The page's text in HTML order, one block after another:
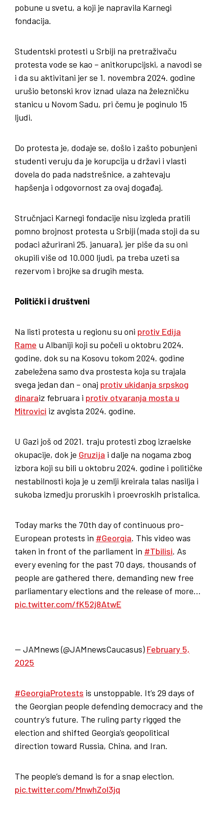
pobune u svetu, a koji je napravila Karnegi
fondacija.
Studentski protesti u Srbiji na pretraživaču
protesta vode se kao – anitkorupcijski, a navodi se
i da su aktivitani jer se 1. novembra 2024. godine
urušio betonski krov iznad ulaza na železničku
stanicu u Novom Sadu, pri čemu je poginulo 15
ljudi.
Do protesta je, dodaje se, došlo i zašto pobunjeni
studenti veruju da je korupcija u državi i vlasti
dovela do pada nadstrešnice, a zahtevaju
hapšenja i odgovornost za ovaj događaj.
Stručnjaci Karnegi fondacije nisu izgleda pratili
pomno brojnost protesta u Srbiji (mada stoji da su
podaci ažurirani 25. januara), jer piše da su oni
okupili više od 10.000 ljudi, pa treba uzeti sa
rezervom i brojke sa drugih mesta.
Politički i društveni
Na listi protesta u regionu su oni protiv Edija
Rame u Albaniji koji su počeli u oktobru 2024.
godine, dok su na Kosovu tokom 2024. godine
zabeležena samo dva prostesta koja su trajala
svega jedan dan – onaj protiv ukidanja srpskog
dinaraiz februara i protiv otvaranja mosta u
Mitrovici iz avgista 2024. godine.
U Gazi još od 2021. traju protesti zbog izraelske
okupacije, dok je Gruzija i dalje na nogama zbog
izbora koji su bili u oktobru 2024. godine i političke
nestabilnosti koja je u zemlji kreirala talas nasilja i
sukoba izmedju proruskih i proevroskih pristalica.
Today marks the 70th day of continuous pro-
European protests in #Georgia. This video was
taken in front of the parliament in #Tbilisi. As
every evening for the past 70 days, thousands of
people are gathered there, demanding new free
parliamentary elections and the release of more…
pic.twitter.com/fK52j8AtwE
— JAMnews (@JAMnewsCaucasus) February 5,
2025
#GeorgiaProtests is unstoppable. It’s 29 days of
the Georgian people defending democracy and the
country’s future. The ruling party rigged the
election and shifted Georgia’s geopolitical
direction toward Russia, China, and Iran.
The people’s demand is for a snap election.
pic.twitter.com/MnwhZol3jq